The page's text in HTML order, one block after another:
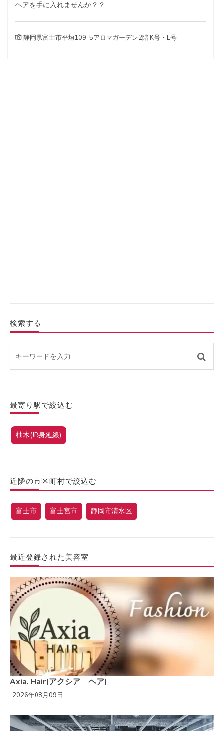
ヘアを手に入れませんか？？
静岡県富士市平垣109-5アロマガーデン2階 K号・L号
検索する
最寄り駅で絞込む
柚木(JR身延線)
近隣の市区町村で絞込む
富士市 富士宮市 静岡市清水区
最近登録された美容室
Axia. Hair(アクシア ヘア)
2026年08月09日